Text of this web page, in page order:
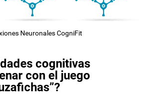
Neuronales CogniFit
cognitivas
con el juego